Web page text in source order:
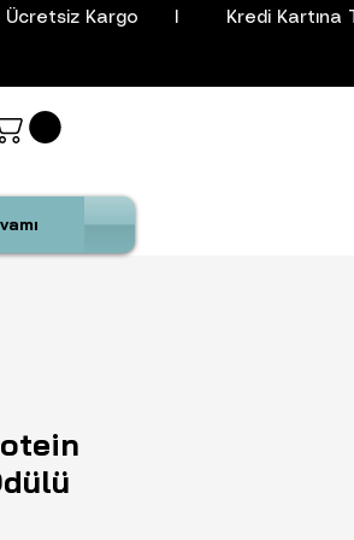
Ücretsiz Kargo      I        Kredi Kartına